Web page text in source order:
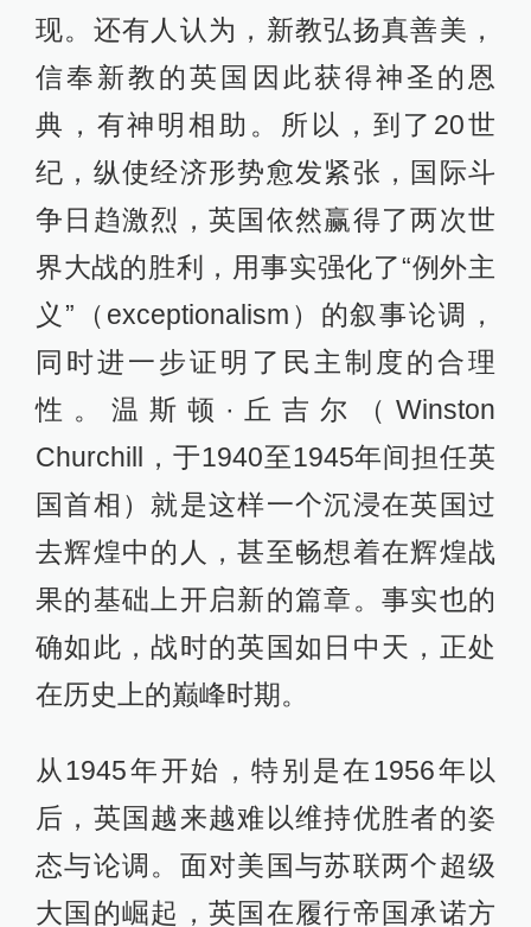
现。还有人认为，新教弘扬真善美，
信奉新教的英国因此获得神圣的恩
典，有神明相助。所以，到了20世
纪，纵使经济形势愈发紧张，国际斗
争日趋激烈，英国依然赢得了两次世
界大战的胜利，用事实强化了“例外主
义”（exceptionalism）的叙事论调，
同时进一步证明了民主制度的合理
性。温斯顿·丘吉尔（Winston
Churchill，于1940至1945年间担任英
国首相）就是这样一个沉浸在英国过
去辉煌中的人，甚至畅想着在辉煌战
果的基础上开启新的篇章。事实也的
确如此，战时的英国如日中天，正处
在历史上的巅峰时期。
从1945年开始，特别是在1956年以
后，英国越来越难以维持优胜者的姿
态与论调。面对美国与苏联两个超级
大国的崛起，英国在履行帝国承诺方